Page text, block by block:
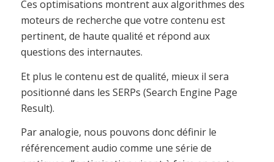
Ces optimisations montrent aux algorithmes des
moteurs de recherche que votre contenu est
pertinent, de haute qualité et répond aux
questions des internautes.
Et plus le contenu est de qualité, mieux il sera
positionné dans les SERPs (Search Engine Page
Result).
Par analogie, nous pouvons donc définir le
référencement audio comme une série de